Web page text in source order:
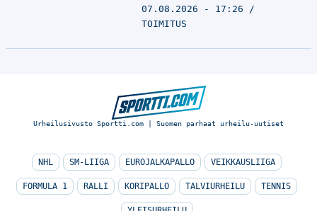
07.08.2026 - 17:26
TOIMITUS
Urheilusivusto Sportti.com | Suomen parhaat urheilu-uutiset
NHL SM-LIIGA EUROJALKAPALLO VEIKKAUSLIIGA
FORMULA 1 RALLI KORIPALLO TALVIURHEILU TENNIS